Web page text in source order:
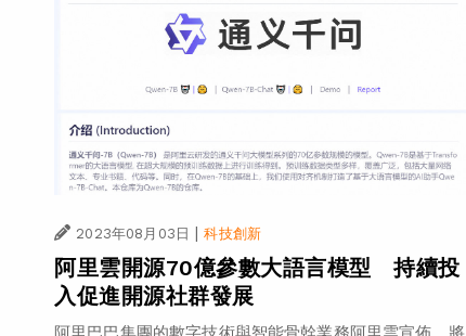
2023年08月03日 | 科技創新
阿里雲開源70億參數大語言模型 持續投
入促進開源社群發展